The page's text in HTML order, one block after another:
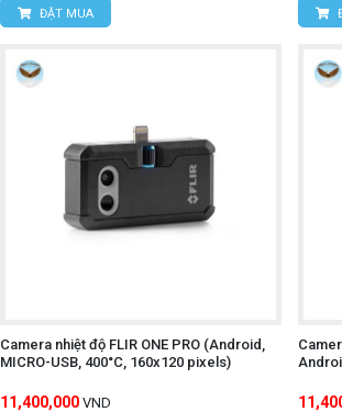
Điện thoại:
ĐẶT MUA
Camera nhiệt độ FLIR ONE PRO (Android,
MICRO-USB, 400°C, 160x120 pixels)
11,400,000 VND